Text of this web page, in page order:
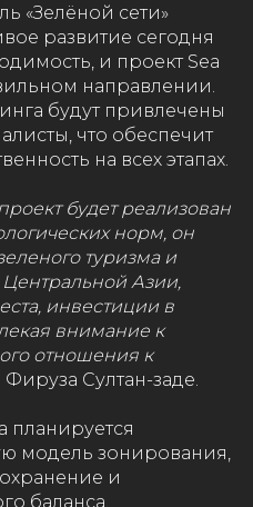
«Зелёной сети»
развитие сегодня
и проект Sea
направлении.
будут привлечены
что обеспечит
на всех этапах.
будет реализован
норм, он
туризма и
Центральной Азии,
инвестиции в
внимание к
отношения к
Султан-заде.
планируется
модель зонирования,
и
баланса,